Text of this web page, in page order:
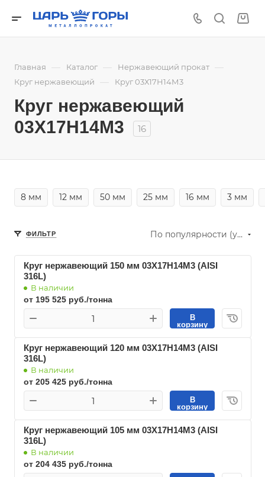
Главная — Каталог — Нержавеющий прокат —
Круг нержавеющий — Круг 03Х17Н14М3
Круг нержавеющий
03Х17Н14М3
16
8 мм 12 мм 50 мм 25 мм 16 мм 3 мм
ФИЛЬТР По популярности (убывание)
Круг нержавеющий 150 мм 03Х17Н14М3 (AISI
316L)
В наличии
от 195 525 руб./тонна
В
корзину
Круг нержавеющий 120 мм 03Х17Н14М3 (AISI
316L)
В наличии
от 205 425 руб./тонна
В
корзину
Круг нержавеющий 105 мм 03Х17Н14М3 (AISI
316L)
В наличии
от 204 435 руб./тонна